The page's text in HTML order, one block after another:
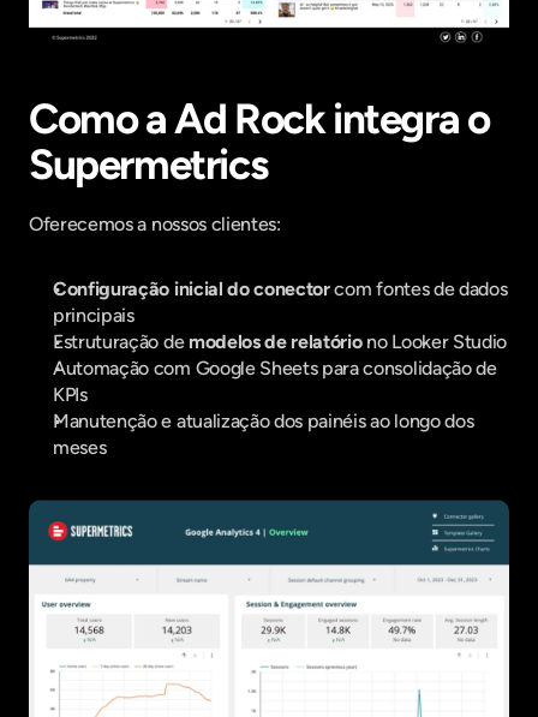
Como a Ad Rock integra o
Supermetrics
Oferecemos a nossos clientes:
Configuração inicial do conector com fontes de dados
principais
Estruturação de modelos de relatório no Looker Studio
Automação com Google Sheets para consolidação de
KPIs
Manutenção e atualização dos painéis ao longo dos
meses